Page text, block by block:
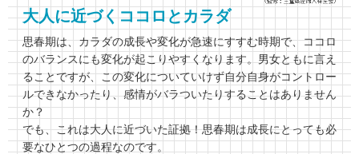
大人に近づくココロとカラダ
思春期は、カラダの成長や変化が急速にすすむ時期で、ココロ
のバランスにも変化が起こりやすくなります。男女ともに言え
ることですが、この変化についていけず自分自身がコントロー
ルできなかったり、感情がバラついたりすることはありません
か？
でも、これは大人に近づいた証拠！思春期は成長にとっても必
要なひとつの過程なのです。